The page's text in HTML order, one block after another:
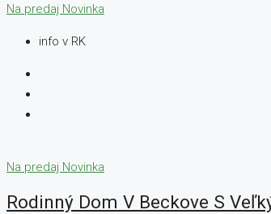
Na predaj Novinka
info v RK
Na predaj Novinka
Rodinný Dom V Beckove S